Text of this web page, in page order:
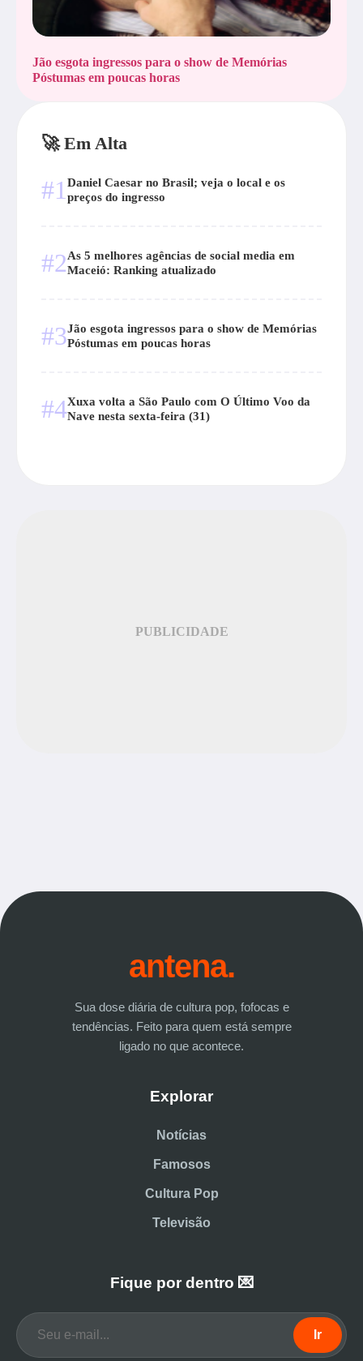
Jão esgota ingressos para o show de Memórias
Póstumas em poucas horas
🚀 Em Alta
#1 Daniel Caesar no Brasil; veja o local e os
preços do ingresso
#2As 5 melhores agências de social media em
Maceió: Ranking atualizado
#3Jão esgota ingressos para o show de Memórias
Póstumas em poucas horas
#4Xuxa volta a São Paulo com O Último Voo da
Nave nesta sexta-feira (31)
PUBLICIDADE
antena.
Sua dose diária de cultura pop, fofocas e
tendências. Feito para quem está sempre
ligado no que acontece.
Explorar
Notícias
Famosos
Cultura Pop
Televisão
Fique por dentro 💌
Ir